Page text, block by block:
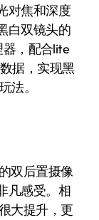
对焦和深度
白双镜头的
，配合lite
据，实现黑
法。
双后置摄像
凡感受。相
大提升，更